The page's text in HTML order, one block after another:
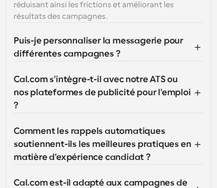
réduisant ainsi les frictions et améliorant les
résultats des campagnes.
Puis-je personnaliser la messagerie pour
différentes campagnes ?
Cal.com s'intègre-t-il avec notre ATS ou
nos plateformes de publicité pour l'emploi
?
Comment les rappels automatiques
soutiennent-ils les meilleures pratiques en
matière d'expérience candidat ?
Cal.com est-il adapté aux campagnes de